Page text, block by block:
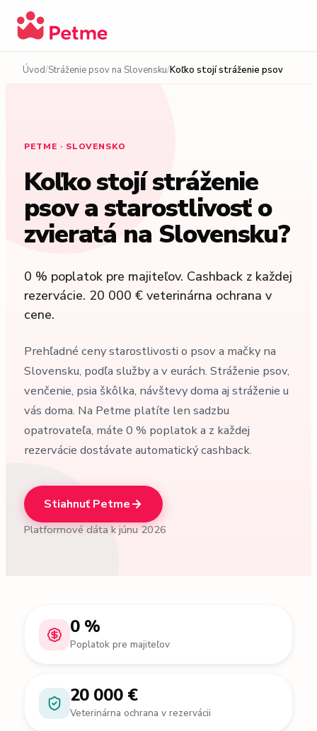
Úvod Stráženie psov na Slovensku Koľko stojí stráženie psov
PETME · SLOVENSKO
Koľko stojí stráženie
psov a starostlivosť o
zvieratá na Slovensku?
0 % poplatok pre majiteľov. Cashback z každej
rezervácie. 20 000 € veterinárna ochrana v
cene.
Prehľadné ceny starostlivosti o psov a mačky na
Slovensku, podľa služby a v eurách. Stráženie psov,
venčenie, psia škôlka, návštevy doma aj stráženie u
vás doma. Na Petme platíte len sadzbu
opatrovateľa, máte 0 % poplatok a z každej
rezervácie dostávate automatický cashback.
Stiahnuť Petme
Platformové dáta k júnu 2026
0 %
Poplatok pre majiteľov
20 000 €
Veterinárna ochrana v rezervácii